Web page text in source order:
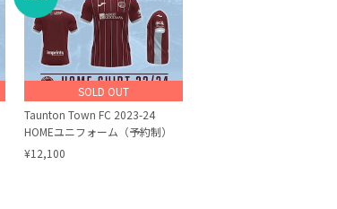
SOLD OUT
Taunton Town FC 2023-24
HOMEユニフォーム（予約制）
¥12,100